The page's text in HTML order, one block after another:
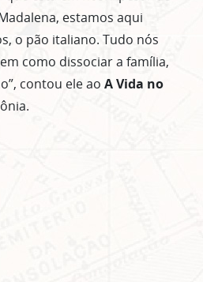
estamos aqui
o pão italiano. Tudo nós
como dissociar a família,
contou ele ao A Vida no